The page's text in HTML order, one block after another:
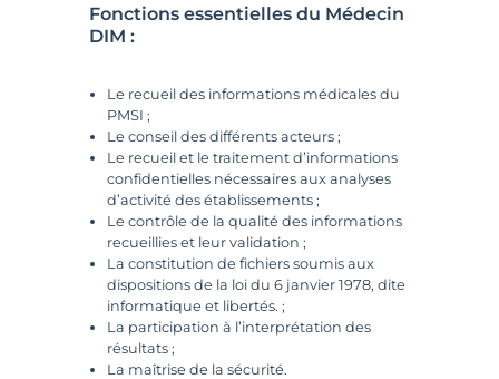
Fonctions essentielles du Médecin
DIM :
Le recueil des informations médicales du
PMSI ;
Le conseil des différents acteurs ;
Le recueil et le traitement d’informations
confidentielles nécessaires aux analyses
d’activité des établissements ;
Le contrôle de la qualité des informations
recueillies et leur validation ;
La constitution de fichiers soumis aux
dispositions de la loi du 6 janvier 1978, dite
informatique et libertés. ;
La participation à l’interprétation des
résultats ;
La maîtrise de la sécurité.